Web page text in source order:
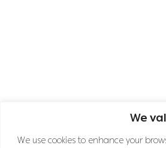
We
We use cookies to enhance your
نشرتنا الإخبارية